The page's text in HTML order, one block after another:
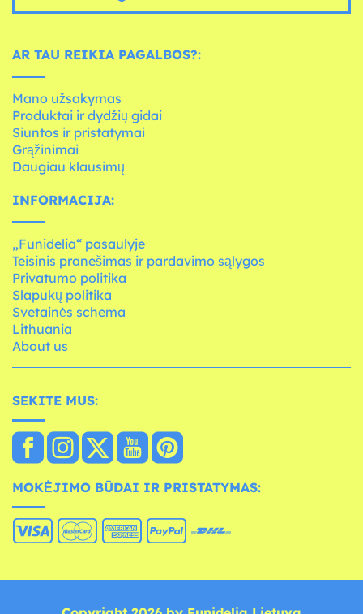
AR TAU REIKIA PAGALBOS?:
Mano užsakymas
Produktai ir dydžių gidai
Siuntos ir pristatymai
Grąžinimai
Daugiau klausimų
INFORMACIJA:
„Funidelia“ pasaulyje
Teisinis pranešimas ir pardavimo sąlygos
Privatumo politika
Slapukų politika
Svetainės schema
Lithuania
About us
SEKITE MUS:
MOKĖJIMO BŪDAI IR PRISTATYMAS: